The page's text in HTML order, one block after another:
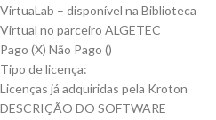
VirtuaLab – disponível na Biblioteca
Virtual no parceiro ALGETEC
Pago (X) Não Pago ()
Tipo de licença:
Licenças já adquiridas pela Kroton
DESCRIÇÃO DO SOFTWARE